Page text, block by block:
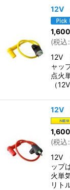
12V
1,600
(税込:
12V
ャッ
点火
（
12V
1,600
(税込:
12V
ップ
火単
リト